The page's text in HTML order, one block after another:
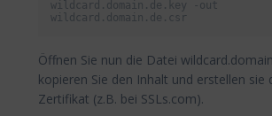
wildcard.domain.de.key -out
wildcard.domain.de.csr
Öffnen Sie nun die Datei
kopieren Sie den Inhalt und erstellen sie
Zertifikat (z.B. bei SSLs.com).